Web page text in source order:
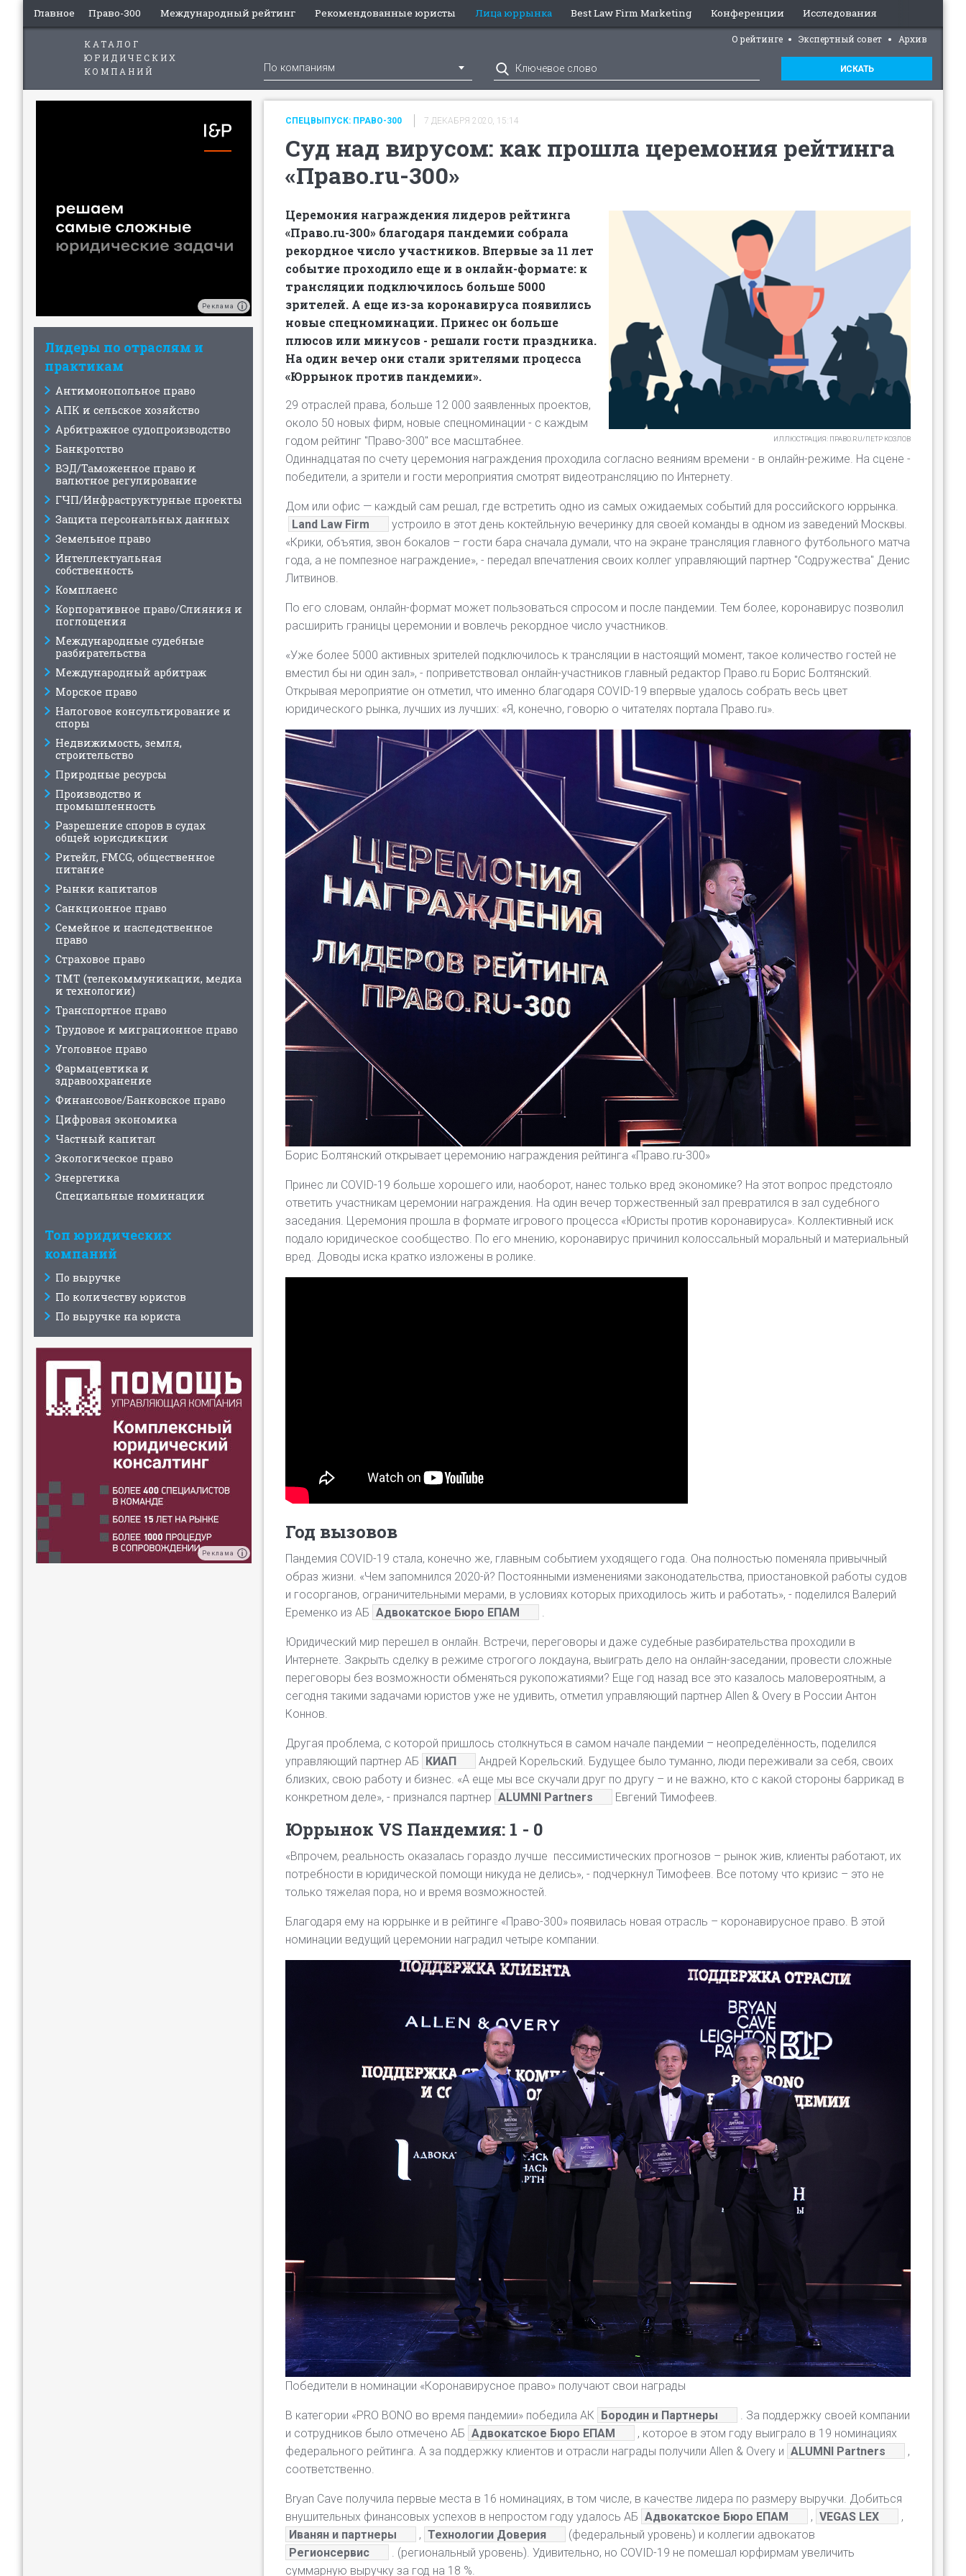
Главное Право-300 Международный рейтинг Рекомендованные юристы Лица юррынка Best Law Firm Marketing Конференции Исследования
КАТАЛОГ
ЮРИДИЧЕСКИХ
КОМПАНИЙ
О рейтинге Экспертный совет Архив
По компаниям ИСКАТЬ
Реклама
Лидеры по отраслям и
практикам
Антимонопольное право
АПК и сельское хозяйство
Арбитражное судопроизводство
Банкротство
ВЭД/Таможенное право и
валютное регулирование
ГЧП/Инфраструктурные проекты
Защита персональных данных
Земельное право
Интеллектуальная
собственность
Комплаенс
Корпоративное право/Слияния и
поглощения
Международные судебные
разбирательства
Международный арбитраж
Морское право
Налоговое консультирование и
споры
Недвижимость, земля,
строительство
Природные ресурсы
Производство и
промышленность
Разрешение споров в судах
общей юрисдикции
Ритейл, FMCG, общественное
питание
Рынки капиталов
Санкционное право
Семейное и наследственное
право
Страховое право
ТМТ (телекоммуникации, медиа
и технологии)
Транспортное право
Трудовое и миграционное право
Уголовное право
Фармацевтика и
здравоохранение
Финансовое/Банковское право
Цифровая экономика
Частный капитал
Экологическое право
Энергетика
Специальные номинации
Топ юридических
компаний
По выручке
По количеству юристов
По выручке на юриста
Реклама
СПЕЦВЫПУСК: ПРАВО-300 7 ДЕКАБРЯ 2020, 15:14
Суд над вирусом: как прошла церемония рейтинга
«Право.ru-300»
ИЛЛЮСТРАЦИЯ: ПРАВО.RU/ПЕТР КОЗЛОВ
Церемония награждения лидеров рейтинга
«Право.ru-300» благодаря пандемии собрала
рекордное число участников. Впервые за 11 лет
событие проходило еще и в онлайн-формате: к
трансляции подключилось больше 5000
зрителей. А еще из-за коронавируса появились
новые спецноминации. Принес он больше
плюсов или минусов - решали гости праздника.
На один вечер они стали зрителями процесса
«Юррынок против пандемии».
29 отраслей права, больше 12 000 заявленных проектов,
около 50 новых фирм, новые спецноминации - с каждым
годом рейтинг "Право-300" все масштабнее.
Одиннадцатая по счету церемония награждения проходила согласно веяниям времени - в онлайн-режиме. На сцене -
победители, а зрители и гости мероприятия смотрят видеотрансляцию по Интернету.
Дом или офис — каждый сам решал, где встретить одно из самых ожидаемых событий для российского юррынка.
Land Law Firm
устроило в этот день коктейльную вечеринку для своей команды в одном из заведений Москвы.
«Крики, объятия, звон бокалов – гости бара сначала думали, что на экране трансляция главного футбольного матча
года, а не помпезное награждение», - передал впечатления своих коллег управляющий партнер "Содружества" Денис
Литвинов.
По его словам, онлайн-формат может пользоваться спросом и после пандемии. Тем более, коронавирус позволил
расширить границы церемонии и вовлечь рекордное число участников.
«Уже более 5000 активных зрителей подключилось к трансляции в настоящий момент, такое количество гостей не
вместил бы ни один зал», - поприветствовал онлайн-участников главный редактор Право.ru Борис Болтянский.
Открывая мероприятие он отметил, что именно благодаря COVID-19 впервые удалось собрать весь цвет
юридического рынка, лучших из лучших: «Я, конечно, говорю о читателях портала Право.ru».
Борис Болтянский открывает церемонию награждения рейтинга «Право.ru-300»
Принес ли COVID-19 больше хорошего или, наоборот, нанес только вред экономике? На этот вопрос предстояло
ответить участникам церемонии награждения. На один вечер торжественный зал превратился в зал судебного
заседания. Церемония прошла в формате игрового процесса «Юристы против коронавируса». Коллективный иск
подало юридическое сообщество. По его мнению, коронавирус причинил колоссальный моральный и материальный
вред. Доводы иска кратко изложены в ролике.
Год вызовов
Пандемия COVID-19 стала, конечно же, главным событием уходящего года. Она полностью поменяла привычный
образ жизни. «Чем запомнился 2020-й? Постоянными изменениями законодательства, приостановкой работы судов
и госорганов, ограничительными мерами, в условиях которых приходилось жить и работать», - поделился Валерий
Еременко из АБ Адвокатское Бюро ЕПАМ
Юридический мир перешел в онлайн. Встречи, переговоры и даже судебные разбирательства проходили в
Интернете. Закрыть сделку в режиме строгого локдауна, выиграть дело на онлайн-заседании, провести сложные
переговоры без возможности обменяться рукопожатиями? Еще год назад все это казалось маловероятным, а
сегодня такими задачами юристов уже не удивить, отметил управляющий партнер Allen & Overy в России Антон
Коннов.
Другая проблема, с которой пришлось столкнуться в самом начале пандемии – неопределённость, поделился
управляющий партнер АБ КИАП
Андрей Корельский. Будущее было туманно, люди переживали за себя, своих
близких, свою работу и бизнес. «А еще мы все скучали друг по другу – и не важно, кто с какой стороны баррикад в
конкретном деле», - признался партнер ALUMNI Partners Евгений Тимофеев.
Юррынок VS Пандемия: 1 - 0
«Впрочем, реальность оказалась гораздо лучше пессимистических прогнозов – рынок жив, клиенты работают, их
потребности в юридической помощи никуда не делись», - подчеркнул Тимофеев. Все потому что кризис – это не
только тяжелая пора, но и время возможностей.
Благодаря ему на юррынке и в рейтинге «Право-300» появилась новая отрасль – коронавирусное право. В этой
номинации ведущий церемонии наградил четыре компании.
Победители в номинации «Коронавирусное право» получают свои награды
В категории «PRO BONO во время пандемии» победила АК Бородин и Партнеры
. За поддержку своей компании
и сотрудников было отмечено АБ Адвокатское Бюро ЕПАМ
, которое в этом году выиграло в 19 номинациях
федерального рейтинга. А за поддержку клиентов и отрасли награды получили Allen & Overy и ALUMNI Partners
,
соответственно.
Bryan Cave получила первые места в 16 номинациях, в том числе, в качестве лидера по размеру выручки. Добиться
внушительных финансовых успехов в непростом году удалось АБ Адвокатское Бюро ЕПАМ , VEGAS LEX
,
Иванян и партнеры
, Технологии Доверия
(федеральный уровень) и коллегии адвокатов
Регионсервис
. (региональный уровень). Удивительно, но COVID-19 не помешал юрфирмам увеличить
суммарную выручку за год на 18 %.